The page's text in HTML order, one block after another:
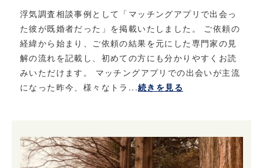
浮気調査相談事例として「マッチングアプリで出会っ
た彼が既婚者だった」を掲載いたしました。 ご依頼の
経緯から始まり、ご依頼の結果を元にした専門家の見
解の流れを記載し、初めての方にも分かりやすくお読
みいただけます。 マッチングアプリでの出会いが主流
になった昨今、様々なトラ...続きを見る